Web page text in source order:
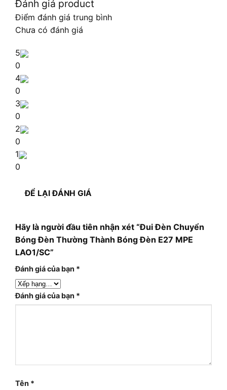
Đánh giá product
Điểm đánh giá trung bình
Chưa có đánh giá
5
0
4
0
3
0
2
0
1
0
ĐỂ LẠI ĐÁNH GIÁ
Hãy là người đầu tiên nhận xét “Đui Đèn Chuyển
Bóng Đèn Thường Thành Bóng Đèn E27 MPE
LAO1/SC”
Đánh giá của bạn *
Đánh giá của bạn *
Tên *